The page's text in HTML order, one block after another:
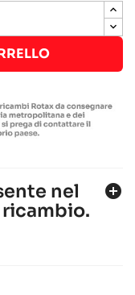
nel
ricambio.
add_circle